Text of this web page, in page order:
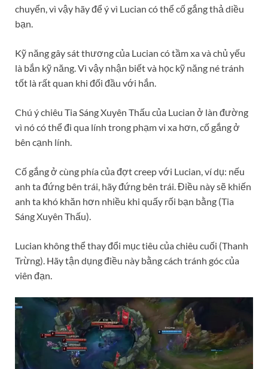
chuyển, vì vậy hãy để ý vì Lucian có thể cố gắng thả diều
bạn.
Kỹ năng gây sát thương của Lucian có tầm xa và chủ yếu
là bắn kỹ năng. Vì vậy nhận biết và học kỹ năng né tránh
tốt là rất quan khi đối đầu với hắn.
Chú ý chiêu Tia Sáng Xuyên Thấu của Lucian ở làn đường
vì nó có thể đi qua lính trong phạm vi xa hơn, cố gắng ở
bên cạnh lính.
Cố gắng ở cùng phía của đợt creep với Lucian, ví dụ: nếu
anh ta đứng bên trái, hãy đứng bên trái. Điều này sẽ khiến
anh ta khó khăn hơn nhiều khi quấy rối bạn bằng (Tia
Sáng Xuyên Thấu).
Lucian không thể thay đổi mục tiêu của chiêu cuối (Thanh
Trừng). Hãy tận dụng điều này bằng cách tránh góc của
viên đạn.